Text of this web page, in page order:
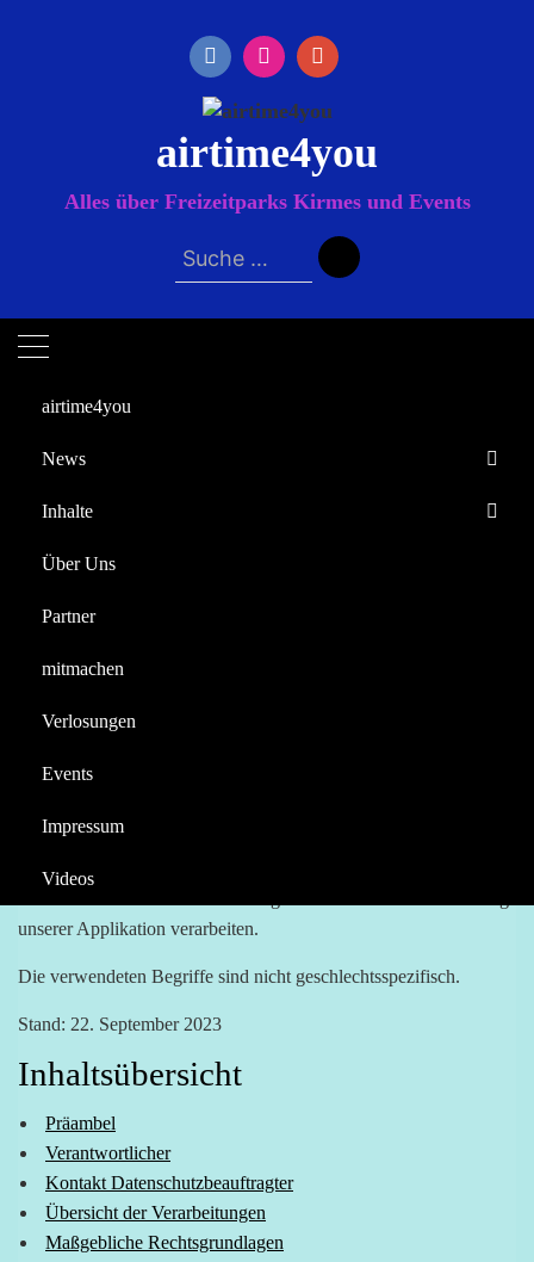
airtime4you
Alles über Freizeitparks Kirmes und Events
Suche
nach:
airtime4you
News
Europa-Park
Inhalte
Reportagen
Über Uns
Partner
mitmachen
Verlosungen
Events
Impressum
Videos
Startseite
Datenschutzerklärung
Datenschutzerklärung
Präambel
aufklären, welche Arten Ihrer personenbezogenen Daten
(nachfolgend auch kurz als „Daten“ bezeichnet) wir zu welchen
unserer Applikation verarbeiten.
Die verwendeten Begriffe sind nicht geschlechtsspezifisch.
Stand: 22. September 2023
Inhaltsübersicht
Präambel
Verantwortlicher
Kontakt Datenschutzbeauftragter
Übersicht der Verarbeitungen
Maßgebliche Rechtsgrundlagen